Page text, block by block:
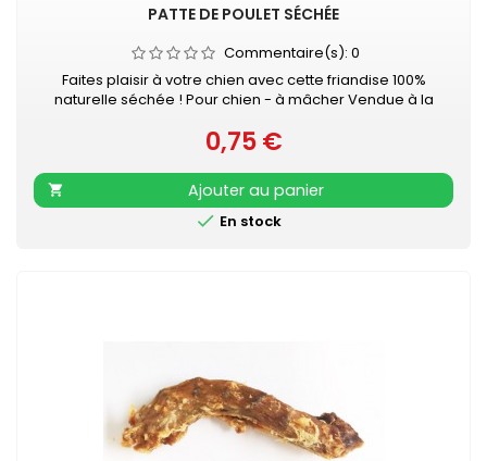
PATTE DE POULET SÉCHÉE
Commentaire(s): 0
Faites plaisir à votre chien avec cette friandise 100%
naturelle séchée ! Pour chien - à mâcher Vendue à la
Prix
0,75 €

Ajouter au panier
 En stock